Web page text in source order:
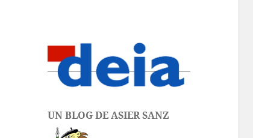
UN BLOG DE ASIER SANZ